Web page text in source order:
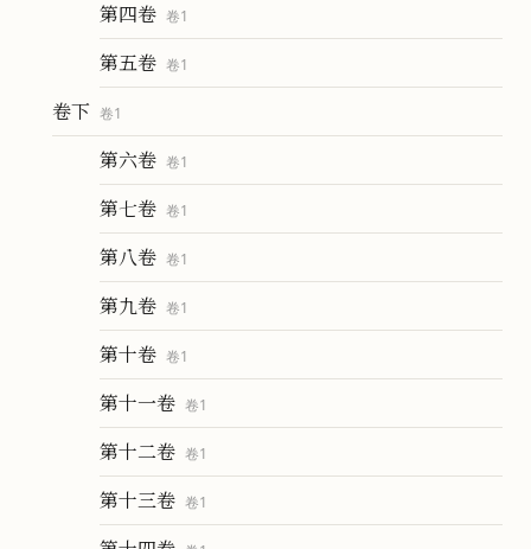
第四卷 卷1
第五卷 卷1
卷下 卷1
第六卷 卷1
第七卷 卷1
第八卷 卷1
第九卷 卷1
第十卷 卷1
第十一卷 卷1
第十二卷 卷1
第十三卷 卷1